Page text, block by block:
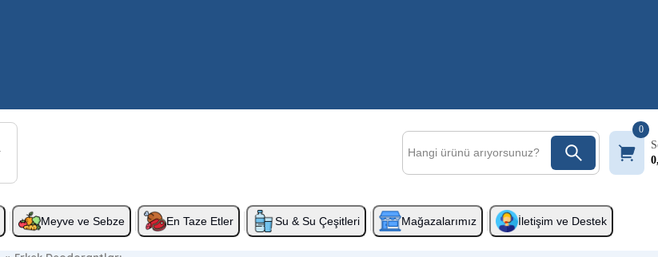
0
Meyve ve Sebze En Taze Etler Su & Su Çeşitleri Mağazalarımız İletişim ve Destek